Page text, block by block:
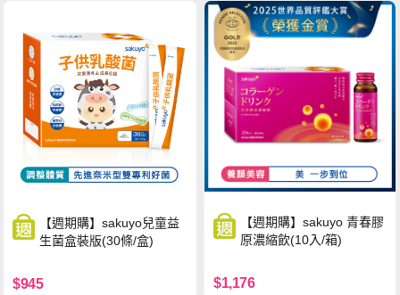
【週期購】sakuyo兒童益
生菌盒裝版(30條/盒)
$945
【週期購】sakuyo 青春膠
原濃縮飲(10入/箱)
$1,176